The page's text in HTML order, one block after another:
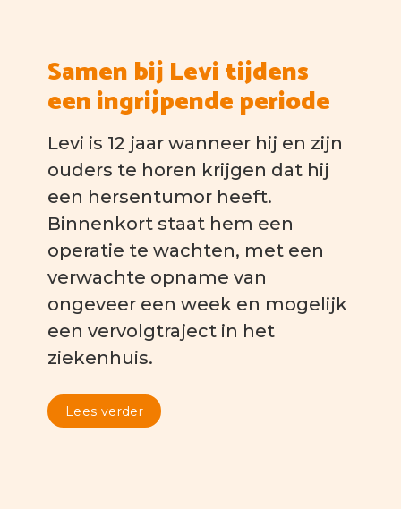
Samen bij Levi tijdens
een ingrijpende periode
Levi is 12 jaar wanneer hij en zijn
ouders te horen krijgen dat hij
een hersentumor heeft.
Binnenkort staat hem een
operatie te wachten, met een
verwachte opname van
ongeveer een week en mogelijk
een vervolgtraject in het
ziekenhuis.
Lees verder